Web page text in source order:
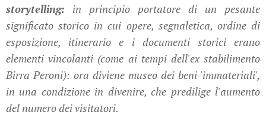
storytelling: in principio portatore di un pesante
significato storico in cui opere, segnaletica, ordine di
esposizione, itinerario e i documenti storici erano
elementi vincolanti (come ai tempi dell'ex stabilimento
Birra Peroni): ora diviene museo dei beni 'immateriali',
in una condizione in divenire, che predilige l'aumento
del numero dei visitatori.